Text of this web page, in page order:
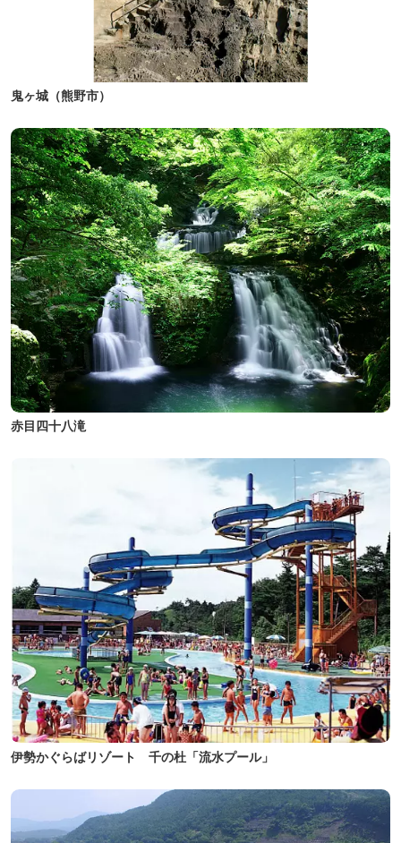
鬼ヶ城（熊野市）
赤目四十八滝
伊勢かぐらばリゾート 千の杜「流水プール」